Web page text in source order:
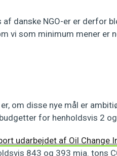
af danske NGO-er er derfor
vi som minimum mener er
om disse nye mål er
for henholdsvis 2
udarbejdet af Oil Change
843 og 393 mia. tons